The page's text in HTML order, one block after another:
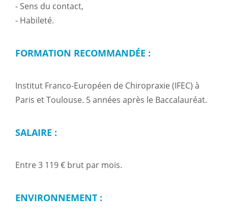
- Sens du contact,
- Habileté.
FORMATION RECOMMANDÉE :
Institut Franco-Européen de Chiropraxie (IFEC) à
Paris et Toulouse. 5 années après le Baccalauréat.
SALAIRE :
Entre 3 119 € brut par mois.
ENVIRONNEMENT :